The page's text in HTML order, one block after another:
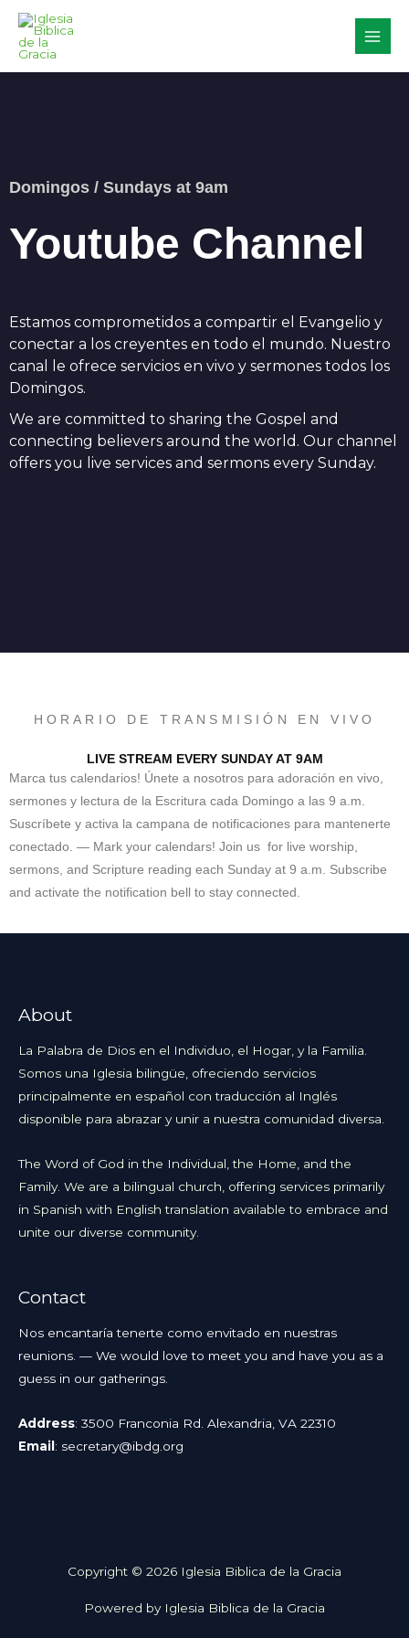
Skip
content
Domingos / Sundays at 9am
Youtube Channel
Estamos comprometidos a compartir el Evangelio y
conectar a los creyentes en todo el mundo. Nuestro
canal le ofrece servicios en vivo y sermones todos los
Domingos.
We are committed to sharing the Gospel and
connecting believers around the world. Our channel
offers you live services and sermons every Sunday.
HORARIO DE TRANSMISIÓN EN VIVO
LIVE STREAM EVERY SUNDAY AT 9AM
Marca tus calendarios! Únete a nosotros para adoración en vivo,
sermones y lectura de la Escritura cada Domingo a las 9 a.m.
Suscríbete y activa la campana de notificaciones para mantenerte
conectado. — Mark your calendars! Join us for live worship,
sermons, and Scripture reading each Sunday at 9 a.m. Subscribe
and activate the notification bell to stay connected.
About
La Palabra de Dios en el Individuo, el Hogar, y la Familia.
Somos una Iglesia bilingüe, ofreciendo servicios
principalmente en español con traducción al Inglés
disponible para abrazar y unir a nuestra comunidad diversa.
The Word of God in the Individual, the Home, and the
Family. We are a bilingual church, offering services primarily
in Spanish with English translation available to embrace and
unite our diverse community.
Contact
Nos encantaría tenerte como envitado en nuestras
reunions. — We would love to meet you and have you as a
guess in our gatherings.
Address: 3500 Franconia Rd. Alexandria, VA 22310
Email : secretary@ibdg.org
Copyright © 2026 Iglesia Biblica de la Gracia
Powered by Iglesia Biblica de la Gracia